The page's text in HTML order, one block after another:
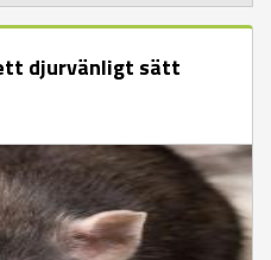
djurvänligt sätt